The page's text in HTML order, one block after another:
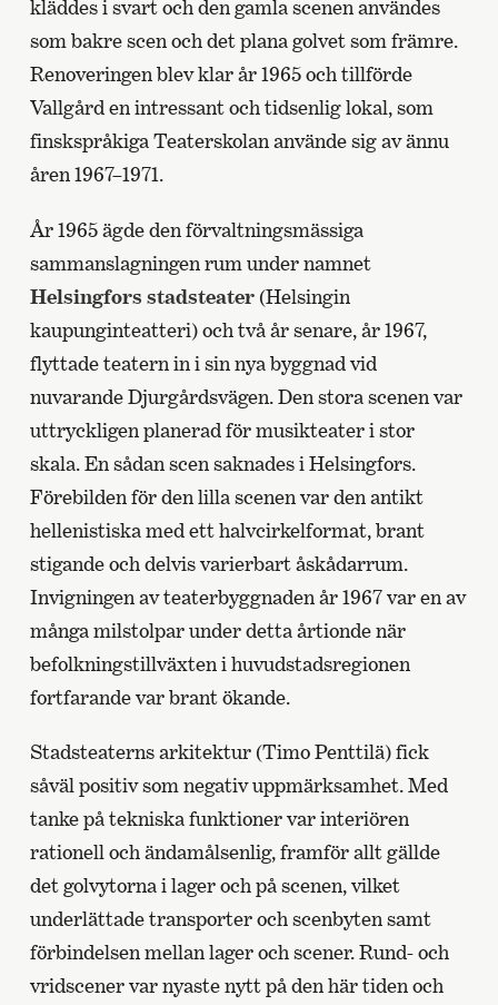
kläddes i svart och den gamla scenen användes
som bakre scen och det plana golvet som främre.
Renoveringen blev klar år 1965 och tillförde
Vallgård en intressant och tidsenlig lokal, som
finskspråkiga Teaterskolan använde sig av ännu
åren 1967–1971.
År 1965 ägde den förvaltningsmässiga
sammanslagningen rum under namnet
Helsingfors stadsteater (Helsingin
kaupunginteatteri) och två år senare, år 1967,
flyttade teatern in i sin nya byggnad vid
nuvarande Djurgårdsvägen. Den stora scenen var
uttryckligen planerad för musikteater i stor
skala. En sådan scen saknades i Helsingfors.
Förebilden för den lilla scenen var den antikt
hellenistiska med ett halvcirkelformat, brant
stigande och delvis varierbart åskådarrum.
Invigningen av teaterbyggnaden år 1967 var en av
många milstolpar under detta årtionde när
befolkningstillväxten i huvudstadsregionen
fortfarande var brant ökande.
Stadsteaterns arkitektur (Timo Penttilä) fick
såväl positiv som negativ uppmärksamhet. Med
tanke på tekniska funktioner var interiören
rationell och ändamålsenlig, framför allt gällde
det golvytorna i lager och på scenen, vilket
underlättade transporter och scenbyten samt
förbindelsen mellan lager och scener. Rund- och
vridscener var nyaste nytt på den här tiden och